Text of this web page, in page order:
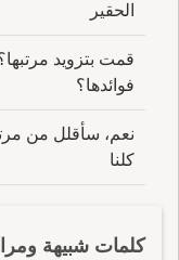
الحقير
قمت بتزويد
فوائدها؟
نعم، سأقلل من
كلنا
كلمات شبيهة